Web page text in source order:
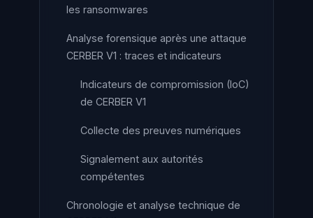
les ransomwares
Analyse forensique après une attaque
CERBER V1 : traces et indicateurs
Indicateurs de compromission (IoC)
de CERBER V1
Collecte des preuves numériques
Signalement aux autorités
compétentes
Chronologie et analyse technique de